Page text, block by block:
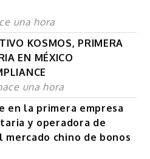
una hora
KOSMOS, PRIMERA
EN MÉXICO
una hora
en la primera empresa
y operadora de
mercado chino de bonos